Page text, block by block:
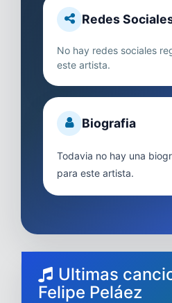
Redes
No hay redes sociales
este artista.
Biografia
Todavia no hay una
para este artista.
Ultimas
Felipe Peláez